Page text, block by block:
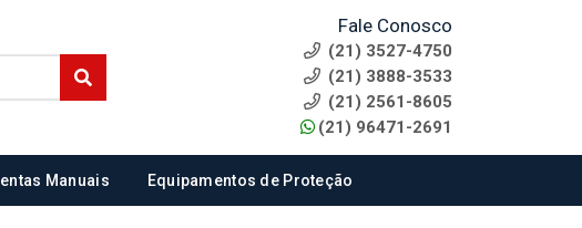
Fale Conosco
(21) 3527-4750
(21) 3888-3533
(21) 2561-8605
(21) 96471-2691
Manuais Equipamentos de Proteção